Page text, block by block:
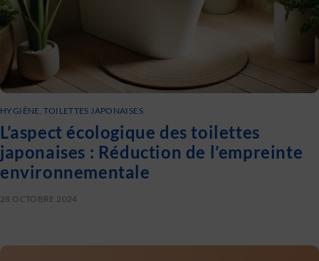
HYGIÈNE ,TOILETTES JAPONAISES
L’aspect écologique des toilettes
japonaises : Réduction de l’empreinte
environnementale
28 OCTOBRE 2024